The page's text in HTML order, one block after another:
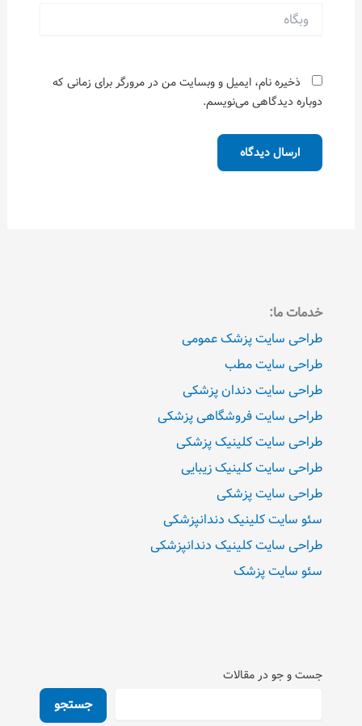
ذخیره نام، ایمیل و وبسایت من در مرورگر برای زمانی که
دوباره دیدگاهی می‌نویسم.
خدمات ما:
طراحی سایت پزشک عمومی
طراحی سایت مطب
طراحی سایت دندان پزشکی
طراحی سایت فروشگاهی پزشکی
طراحی سایت کلینیک پزشکی
طراحی سایت کلینیک زیبایی
طراحی سایت پزشکی
سئو سایت کلینیک دندانپزشکی
طراحی سایت کلینیک دندانپزشکی
سئو سایت پزشک
جست و جو در مقالات
جستجو